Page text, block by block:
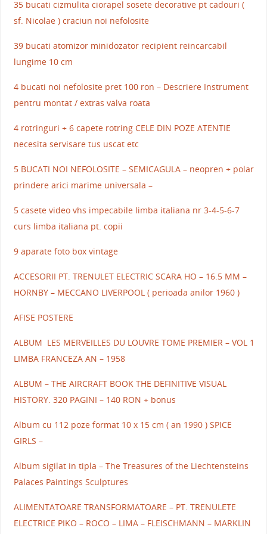
35 bucati cizmulita ciorapel sosete decorative pt cadouri (
sf. Nicolae ) craciun noi nefolosite
39 bucati atomizor minidozator recipient reincarcabil
lungime 10 cm
4 bucati noi nefolosite pret 100 ron – Descriere Instrument
pentru montat / extras valva roata
4 rotringuri + 6 capete rotring CELE DIN POZE ATENTIE
necesita servisare tus uscat etc
5 BUCATI NOI NEFOLOSITE – SEMICAGULA – neopren + polar
prindere arici marime universala –
5 casete video vhs impecabile limba italiana nr 3-4-5-6-7
curs limba italiana pt. copii
9 aparate foto box vintage
ACCESORII PT. TRENULET ELECTRIC SCARA HO – 16.5 MM –
HORNBY – MECCANO LIVERPOOL ( perioada anilor 1960 )
AFISE POSTERE
ALBUM LES MERVEILLES DU LOUVRE TOME PREMIER – VOL 1
LIMBA FRANCEZA AN – 1958
ALBUM – THE AIRCRAFT BOOK THE DEFINITIVE VISUAL
HISTORY. 320 PAGINI – 140 RON + bonus
Album cu 112 poze format 10 x 15 cm ( an 1990 ) SPICE
GIRLS –
Album sigilat in tipla – The Treasures of the Liechtensteins
Palaces Paintings Sculptures
ALIMENTATOARE TRANSFORMATOARE – PT. TRENULETE
ELECTRICE PIKO – ROCO – LIMA – FLEISCHMANN – MARKLIN